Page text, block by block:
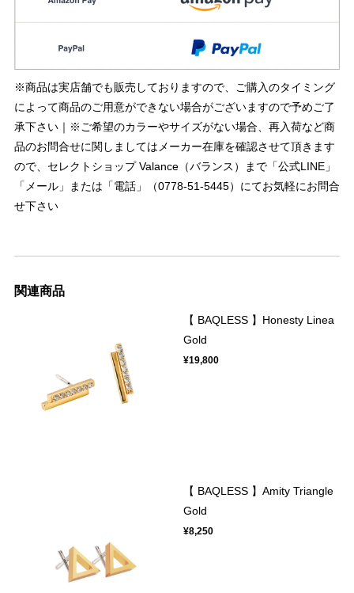
※商品は実店舗でも販売しておりますので、ご購入のタイミング
によって商品のご用意ができない場合がございますので予めご了
承下さい｜※ご希望のカラーやサイズがない場合、再入荷など商
品のお問合せに関しましてはメーカー在庫を確認させて頂きます
ので、セレクトショップ Valance（バランス）まで「公式LINE」
「メール」または「電話」（0778-51-5445）にてお気軽にお問合
せ下さい
関連商品
【 BAQLESS 】Honesty Linea
Gold
¥19,800
【 BAQLESS 】Amity Triangle
Gold
¥8,250